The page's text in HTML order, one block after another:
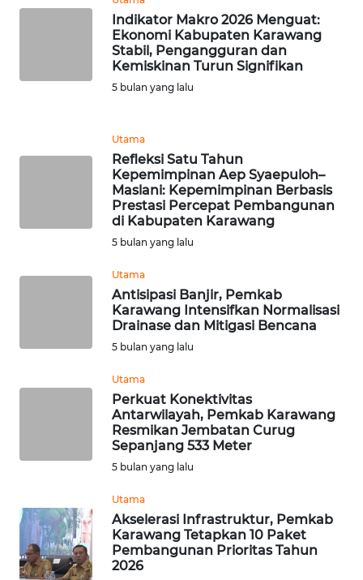
Indikator Makro 2026 Menguat:
Ekonomi Kabupaten Karawang
Stabil, Pengangguran dan
Kemiskinan Turun Signifikan
5 bulan yang lalu
Utama
Refleksi Satu Tahun
Kepemimpinan Aep Syaepuloh–
Maslani: Kepemimpinan Berbasis
Prestasi Percepat Pembangunan
di Kabupaten Karawang
5 bulan yang lalu
Utama
Antisipasi Banjir, Pemkab
Karawang Intensifkan Normalisasi
Drainase dan Mitigasi Bencana
5 bulan yang lalu
Utama
Perkuat Konektivitas
Antarwilayah, Pemkab Karawang
Resmikan Jembatan Curug
Sepanjang 533 Meter
5 bulan yang lalu
Utama
Akselerasi Infrastruktur, Pemkab
Karawang Tetapkan 10 Paket
Pembangunan Prioritas Tahun
2026
SPORT
SELEB
WAHANA
WAHANA
HEALTH
WAHANA